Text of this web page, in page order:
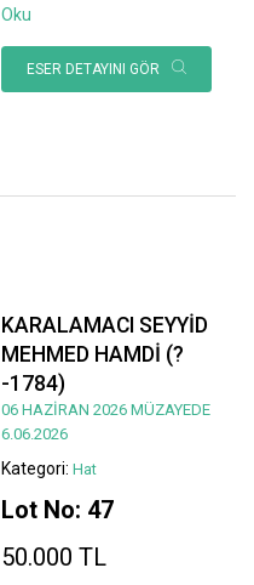
Oku
ESER DETAYINI GÖR
KARALAMACI SEYYİD
MEHMED HAMDİ (?
-1784)
06 HAZİRAN 2026 MÜZAYEDE
6.06.2026
Kategori: Hat
Lot No: 47
50.000 TL